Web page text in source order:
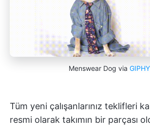
Menswear Dog via GIPHY
Tüm yeni çalışanlarınız teklifleri
resmi olarak takımın bir parçası